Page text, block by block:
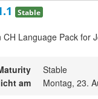
Stable
Language Pack for
Stable
am
Montag, 23.